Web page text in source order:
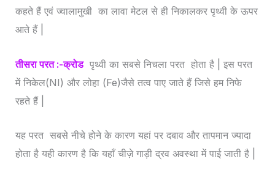
कहते हैं एवं ज्वालामुखी का लावा मेटल से ही निकालकर पृथ्वी के ऊपर
आते हैं |
तीसरा परत :-क्रोड पृथ्वी का सबसे निचला परत होता है | इस परत
में निकेल(NI) और लोहा (Fe)जैसे तत्व पाए जाते हैं जिसे हम निफे
रहते हैं |
यह परत सबसे नीचे होने के कारण यहां पर दबाव और तापमान ज्यादा
होता है यही कारण है कि यहाँ चीज़े गाड़ी द्रव अवस्था में पाई जाती है |